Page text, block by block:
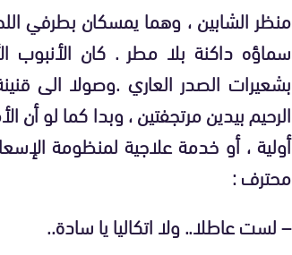
منظر الشابين ، وهما يمسكان بطرفي
سماؤه داكنة بلا مطر . كان الأنبوب
بشعيرات الصدر العاري .وصولا الى
الرحيم بيدين مرتجفتين ، وبدا كما لو
أولية ، أو خدمة علاجية لمنظومة
محترف :
–لست عاطلا.. ولا اتكاليا يا سادة..